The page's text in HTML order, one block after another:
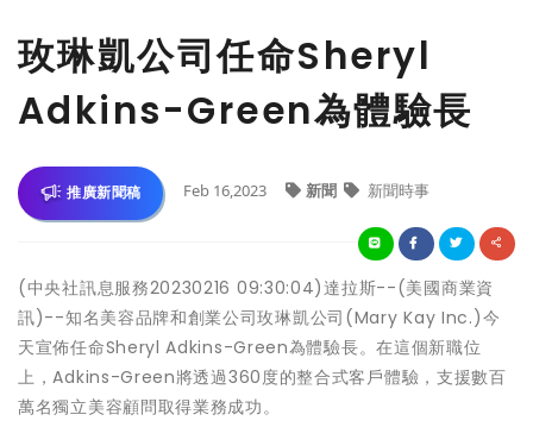
玫琳凱公司任命Sheryl
Adkins-Green為體驗長
推廣新聞稿 Feb 16,2023 新聞 新聞時事
(中央社訊息服務20230216 09:30:04)達拉斯--(美國商業資
訊)--知名美容品牌和創業公司玫琳凱公司(Mary Kay Inc.)今
天宣佈任命Sheryl Adkins-Green為體驗長。在這個新職位
上，Adkins-Green將透過360度的整合式客戶體驗，支援數百
萬名獨立美容顧問取得業務成功。